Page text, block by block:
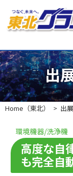
出
Home（東北） 出
環境機器/洗浄機
高度な自
も完全自